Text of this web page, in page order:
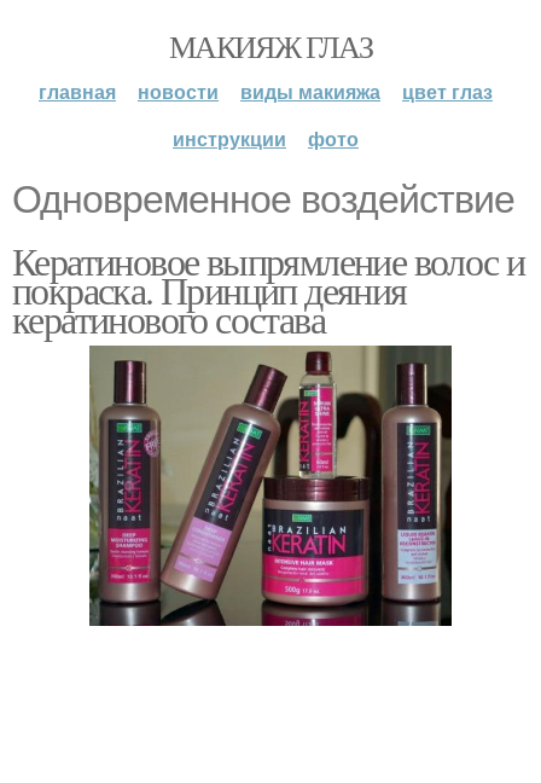
МАКИЯЖ ГЛАЗ
главная новости виды макияжа
цвет глаз
инструкции
фото
Одновременное воздействие
Кератиновое выпрямление волос и
покраска. Принцип деяния
кератинового состава